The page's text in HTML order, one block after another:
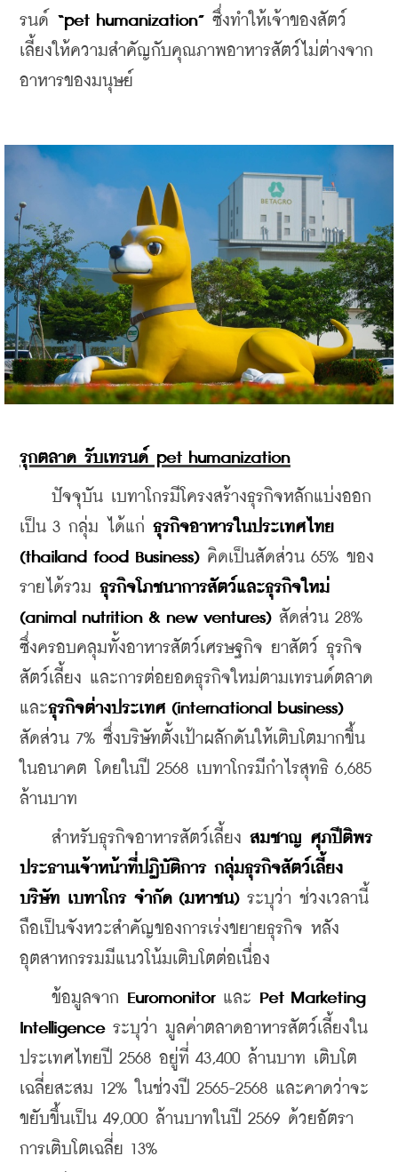
รนด์ “pet humanization” ซึ่งทำให้เจ้าของสัตว์
เลี้ยงให้ความสำคัญกับคุณภาพอาหารสัตว์ไม่ต่างจาก
อาหารของมนุษย์
รุกตลาด รับเทรนด์ pet humanization
ปัจจุบัน เบทาโกรมีโครงสร้างธุรกิจหลักแบ่งออก
เป็น 3 กลุ่ม ได้แก่ ธุรกิจอาหารในประเทศไทย
(thailand food Business) คิดเป็นสัดส่วน 65% ของ
รายได้รวม ธุรกิจโภชนาการสัตว์และธุรกิจใหม่
(animal nutrition & new ventures) สัดส่วน 28%
ซึ่งครอบคลุมทั้งอาหารสัตว์เศรษฐกิจ ยาสัตว์ ธุรกิจ
สัตว์เลี้ยง และการต่อยอดธุรกิจใหม่ตามเทรนด์ตลาด
และธุรกิจต่างประเทศ (international business)
สัดส่วน 7% ซึ่งบริษัทตั้งเป้าผลักดันให้เติบโตมากขึ้น
ในอนาคต โดยในปี 2568 เบทาโกรมีกำไรสุทธิ 6,685
ล้านบาท
สำหรับธุรกิจอาหารสัตว์เลี้ยง สมชาญ ศุภปีติพร
ประธานเจ้าหน้าที่ปฏิบัติการ กลุ่มธุรกิจสัตว์เลี้ยง
บริษัท เบทาโกร จำกัด (มหาชน) ระบุว่า ช่วงเวลานี้
ถือเป็นจังหวะสำคัญของการเร่งขยายธุรกิจ หลัง
อุตสาหกรรมมีแนวโน้มเติบโตต่อเนื่อง
ข้อมูลจาก Euromonitor และ Pet Marketing
Intelligence ระบุว่า มูลค่าตลาดอาหารสัตว์เลี้ยงใน
ประเทศไทยปี 2568 อยู่ที่ 43,400 ล้านบาท เติบโต
เฉลี่ยสะสม 12% ในช่วงปี 2565-2568 และคาดว่าจะ
ขยับขึ้นเป็น 49,000 ล้านบาทในปี 2569 ด้วยอัตรา
การเติบโตเฉลี่ย 13%